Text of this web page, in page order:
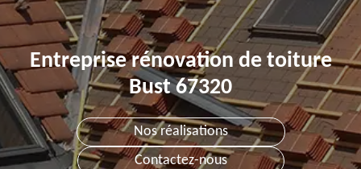
Entreprise rénovation de toiture
Bust 67320
Nos réalisations
Contactez-nous